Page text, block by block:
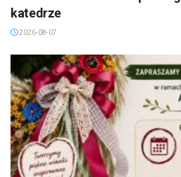
katedrze
2026-08-07